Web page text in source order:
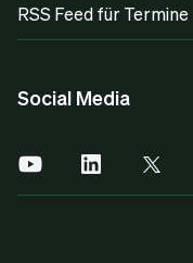
RSS Feed für Termine
Social Media